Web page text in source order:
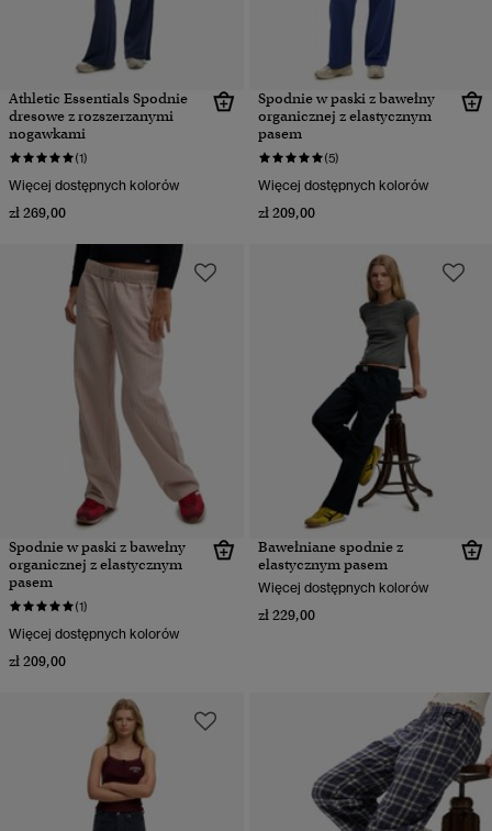
Athletic Essentials Spodnie
dresowe z rozszerzanymi
nogawkami
(1)
Więcej dostępnych kolorów
zł 269,00
Spodnie w paski z bawełny
organicznej z elastycznym
pasem
(5)
Więcej dostępnych kolorów
zł 209,00
Spodnie w paski z bawełny
organicznej z elastycznym
pasem
(1)
Więcej dostępnych kolorów
zł 209,00
Bawełniane spodnie z
elastycznym pasem
Więcej dostępnych kolorów
zł 229,00